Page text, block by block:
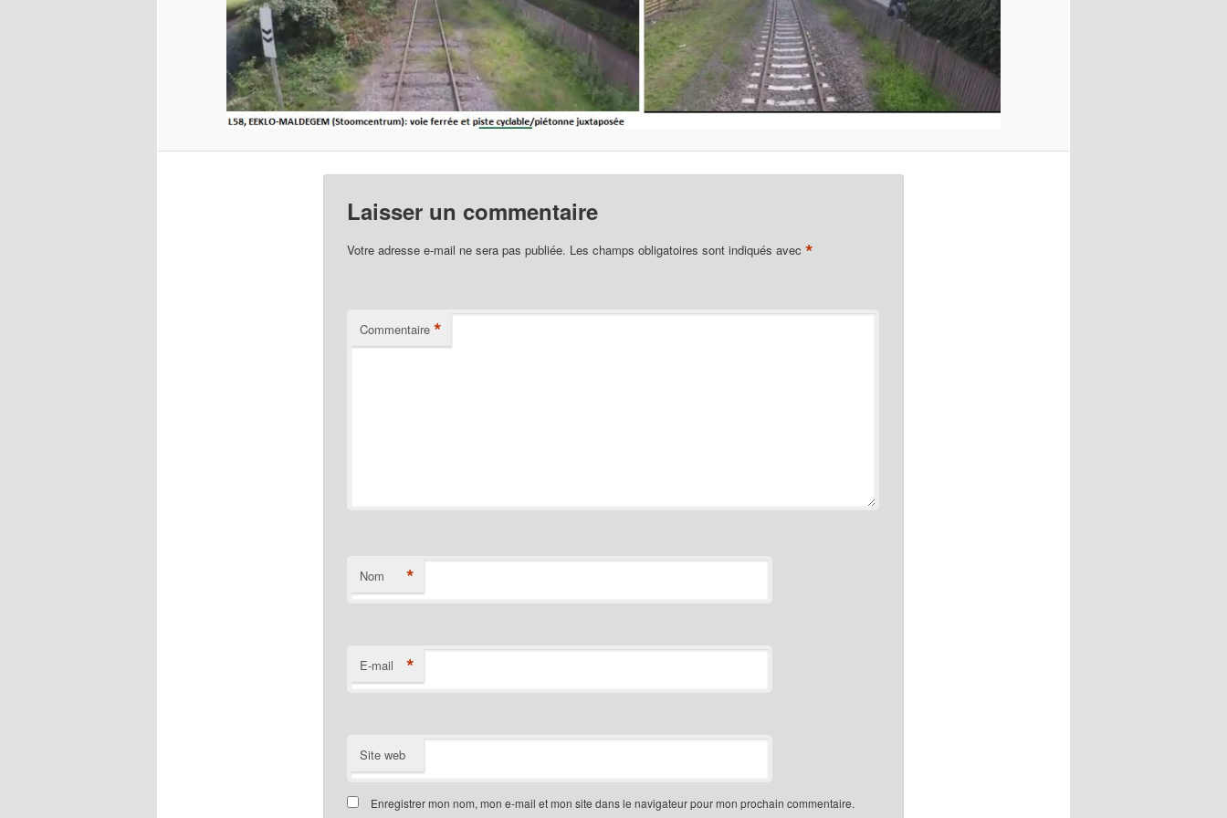
Laisser un commentaire
Votre adresse e-mail ne sera pas publiée. Les champs obligatoires sont indiqués avec *
Commentaire *
Nom *
E-mail *
Site web
Enregistrer mon nom, mon e-mail et mon site dans le navigateur pour mon prochain commentaire.